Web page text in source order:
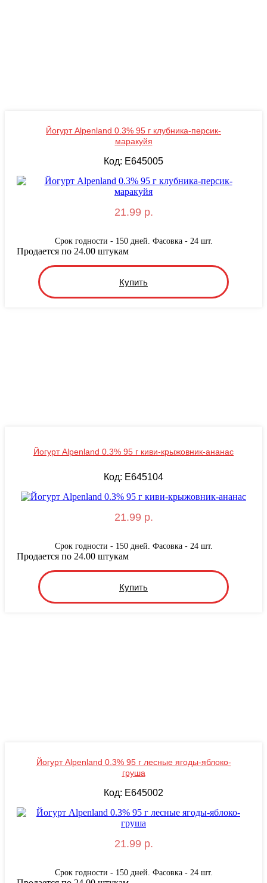
Йогурт Alpenland 0.3% 95 г клубника-персик-
маракуйя
Код: E645005
21.99 р.
Срок годности - 150 дней. Фасовка - 24 шт.
Купить
Продается по 24.00 штукам
Йогурт Alpenland 0.3% 95 г киви-крыжовник-ананас
Код: E645104
21.99 р.
Срок годности - 150 дней. Фасовка - 24 шт.
Купить
Продается по 24.00 штукам
Йогурт Alpenland 0.3% 95 г лесные ягоды-яблоко-
груша
Код: E645002
21.99 р.
Срок годности - 150 дней. Фасовка - 24 шт.